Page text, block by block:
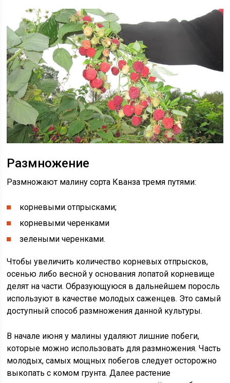
Размножение
Размножают малину сорта Кванза тремя путями:
корневыми отпрысками;
корневыми черенками
зелеными черенками.
Чтобы увеличить количество корневых отпрысков,
осенью либо весной у основания лопатой корневище
делят на части. Образующуюся в дальнейшем поросль
используют в качестве молодых саженцев. Это самый
доступный способ размножения данной культуры.
В начале июня у малины удаляют лишние побеги,
которые можно использовать для размножения. Часть
молодых, самых мощных побегов следует осторожно
выкопать с комом грунта. Далее растение